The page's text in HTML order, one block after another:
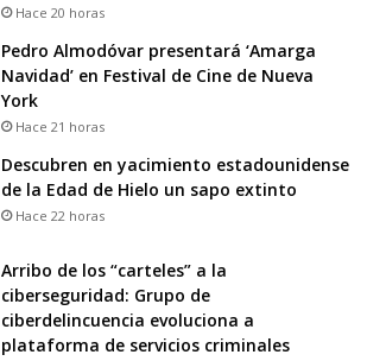
Hace 20 horas
Pedro Almodóvar presentará ‘Amarga
Navidad’ en Festival de Cine de Nueva
York
Hace 21 horas
Descubren en yacimiento estadounidense
de la Edad de Hielo un sapo extinto
Hace 22 horas
Arribo de los “carteles” a la
ciberseguridad: Grupo de
ciberdelincuencia evoluciona a
plataforma de servicios criminales